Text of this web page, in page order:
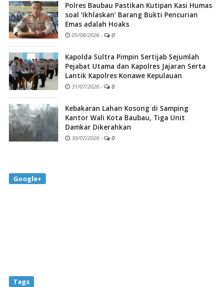
Polres Baubau Pastikan Kutipan Kasi Humas
soal ‘Ikhlaskan’ Barang Bukti Pencurian
Emas adalah Hoaks
05/08/2026 - 0
Kapolda Sultra Pimpin Sertijab Sejumlah
Pejabat Utama dan Kapolres Jajaran Serta
Lantik Kapolres Konawe Kepulauan
31/07/2026 - 0
Kebakaran Lahan Kosong di Samping
Kantor Wali Kota Baubau, Tiga Unit
Damkar Dikerahkan
30/07/2026 - 0
Google+
Tags